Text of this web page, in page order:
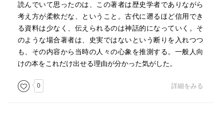
読んでいて思ったのは、この著者は歴史学者でありながら
考え方が柔軟だな、ということ。古代に遡るほど信用でき
る資料は少なく、伝えられるのは神話的になっていく。そ
のような場合著者は、史実ではないという断りを入れつつ
も、その内容から当時の人々の心象を推測する。一般人向
けの本をこれだけ出せる理由が分かった気がした。
0 詳細をみる